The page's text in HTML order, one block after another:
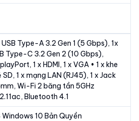
Type-A 3.2 Gen 1 (5 Gbps), 1x
Type-C 3.2 Gen 2 (10 Gbps),
1 x HDMI, 1 x VGA • 1 x khe
SD, 1 x mạng LAN (RJ45), 1 x Jack
Wi-Fi 2 băng tần 5GHz
Bluetooth 4.1
Windows 10 Bản Quyền